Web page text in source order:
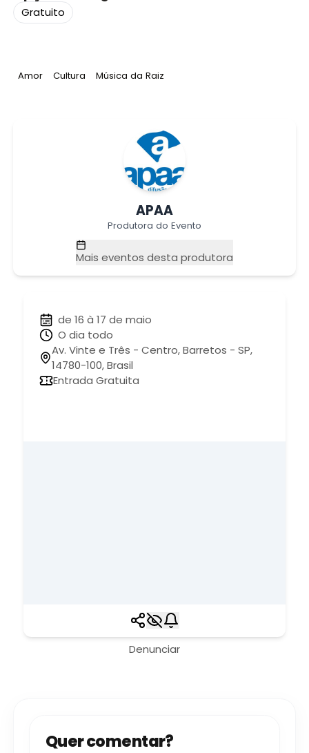
Gratuito
Tag:
Amor Tag:
Cultura Tag:
Música da Raiz
APAA
Produtora do Evento
Mais eventos desta produtora
de 16 à 17 de maio
O dia todo
Av. Vinte e Três - Centro, Barretos - SP,
14780-100, Brasil
Entrada Gratuita
Denunciar
Quer comentar?